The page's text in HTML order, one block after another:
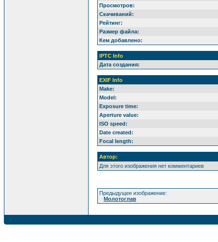
Просмотров:
Скачиваний:
Рейтинг:
Размер файла:
Кем добавлено:
IPTC Info
Дата создания:
EXIF Info
Make:
Model:
Exposure time:
Aperture value:
ISO speed:
Date created:
Focal length:
Автор:
Для этого изображения нет комментариев
Предыдущее изображение:
Молотоглав